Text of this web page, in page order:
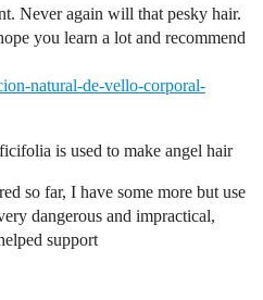
Never again will that pesky hair.
you learn a lot and recommend
natural-de-vello-corporal-
is used to make angel hair
so far, I have some more but use
dangerous and impractical,
support